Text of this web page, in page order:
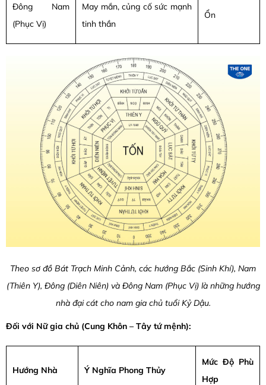
Đông Nam
(Phục Vị)
May mắn, củng cố sức mạnh
tinh thần
Ổn
Theo sơ đồ Bát Trạch Minh Cảnh, các hướng Bắc (Sinh Khí), Nam
(Thiên Y), Đông (Diên Niên) và Đông Nam (Phục Vị) là những hướng
nhà đại cát cho nam gia chủ tuổi Kỷ Dậu.
Đối với Nữ gia chủ (Cung Khôn – Tây tứ mệnh):
Hướng Nhà Ý Nghĩa Phong Thủy
Mức Độ Phù
Hợp